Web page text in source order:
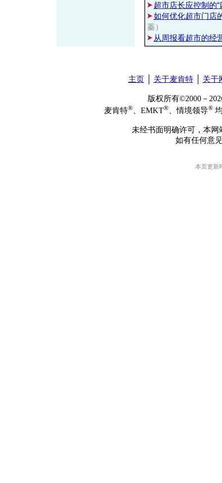
超市店长应控制的“
如何优化超市门店
蓁）
从周报看超市的经
主页│ 关于麦肯特│ 关于
版权所有©2000－
麦肯特® 、EMKT® 、情境领导®
未经书面明确许可，本
如有任何意
本页更新